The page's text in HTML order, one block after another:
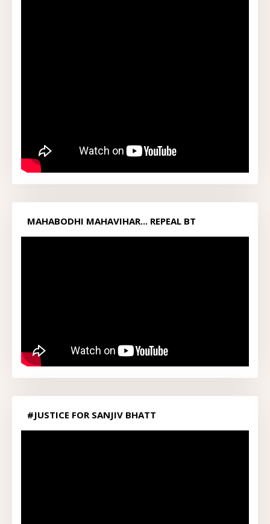
MAHABODHI MAHAVIHAR... REPEAL BT
ACT1949...
#JUSTICE FOR SANJIV BHATT